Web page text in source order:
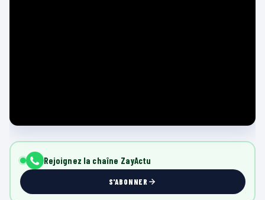
Rejoignez la chaîne ZayActu
S'ABONNER